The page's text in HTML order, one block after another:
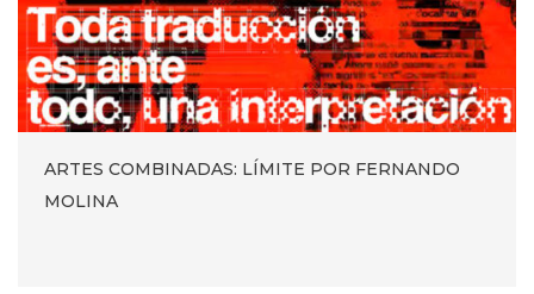
ARTES COMBINADAS: LÍMITE POR FERNANDO
MOLINA